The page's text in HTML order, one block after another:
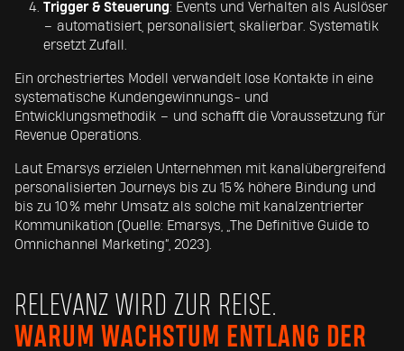
Trigger & Steuerung: Events und Verhalten als Auslöser
– automatisiert, personalisiert, skalierbar. Systematik
ersetzt Zufall.
Ein orchestriertes Modell verwandelt lose Kontakte in eine
systematische Kundengewinnungs- und
Entwicklungsmethodik – und schafft die Voraussetzung für
Revenue Operations.
Laut Emarsys erzielen Unternehmen mit kanalübergreifend
personalisierten Journeys bis zu 15 % höhere Bindung und
bis zu 10 % mehr Umsatz als solche mit kanalzentrierter
Kommunikation (Quelle: Emarsys, „The Definitive Guide to
Omnichannel Marketing“, 2023).
RELEVANZ WIRD ZUR REISE.
WARUM WACHSTUM ENTLANG DER